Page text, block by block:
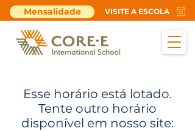
Mensalidade VISITE A ESCOLA
Esse horário está lotado.
Tente outro horário
disponível em nosso site: